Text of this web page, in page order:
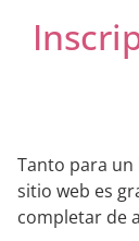
Tanto para
sitio web es
completar de